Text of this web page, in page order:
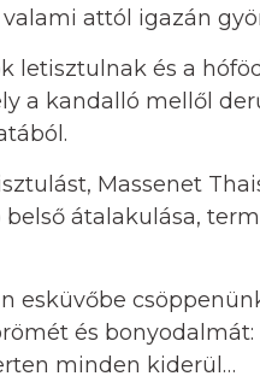
attól igazán
letisztulnak és a
a kandalló mellől
Massenet
átalakulása,
esküvőbe
és
minden kiderül…